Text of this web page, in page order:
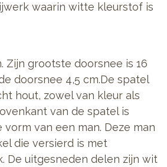
waarin witte kleurstof is
Zijn grootste doorsnee is 16
doorsnee 4,5 cm.De spatel
hout, zowel van kleur als
van de spatel is
van een man. Deze man
die versierd is met
De uitgesneden delen zijn wit